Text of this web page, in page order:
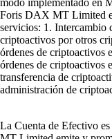
modo implementado en
Foris DAX MT Limited
servicios: 1. Intercambio
criptoactivos por otros
órdenes de criptoactivos
órdenes de criptoactivos
transferencia de
administración de
La Cuenta de Efectivo